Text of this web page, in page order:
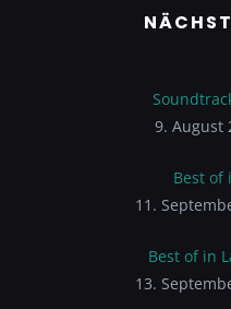
9. August
Best of
11.
Best of in
13.